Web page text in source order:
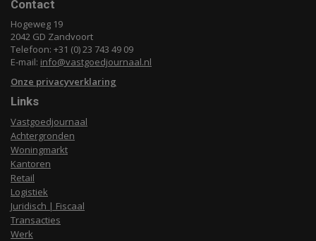
Contact
Hogeweg 19
2042 GD Zandvoort
Telefoon: +31 (0) 23 743 49 09
E-mail: info@vastgoedjournaal.nl
Onze privacyverklaring
Links
Vastgoedjournaal
Achtergronden
Woningmarkt
Kantoren
Retail
Logistiek
Juridisch | Fiscaal
Transacties
Werk